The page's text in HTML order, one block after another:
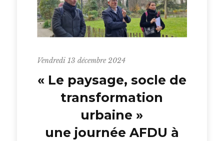
Vendredi 13 décembre 2024
« Le paysage, socle de
transformation
urbaine »
une journée AFDU à